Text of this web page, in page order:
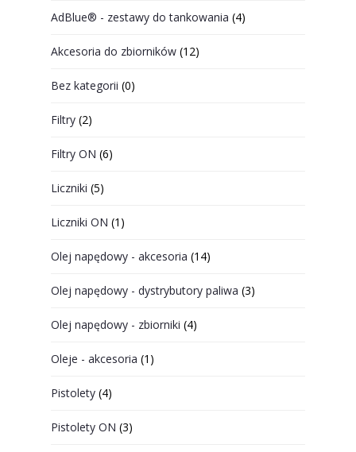
AdBlue® - zestawy do tankowania (4)
Akcesoria do zbiorników (12)
Bez kategorii (0)
Filtry (2)
Filtry ON (6)
Liczniki (5)
Liczniki ON (1)
Olej napędowy - akcesoria (14)
Olej napędowy - dystrybutory paliwa (3)
Olej napędowy - zbiorniki (4)
Oleje - akcesoria (1)
Pistolety (4)
Pistolety ON (3)